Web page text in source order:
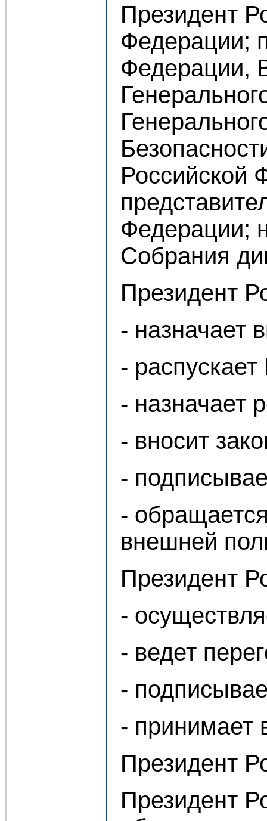
Президент
Федерации;
Федерации,
Российской
Федерации;
Собрания
Президент
- назначает
-
- назначает
- вносит
-
-
внешней
Президент
-
- ведет
-
- принимает
Президент
Президент